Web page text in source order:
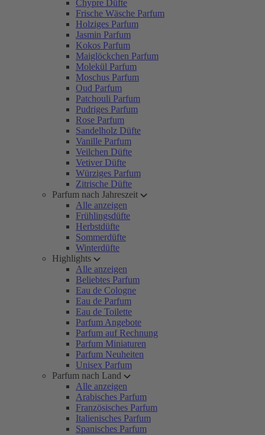
Chypre Düfte
Frische Wäsche Parfum
Holziges Parfum
Jasmin Parfum
Kokos Parfum
Maiglöckchen Parfum
Molekül Parfum
Moschus Parfum
Oud Parfum
Patchouli Parfum
Pudriges Parfum
Rose Parfum
Sandelholz Düfte
Vanille Parfum
Veilchen Düfte
Vetiver Düfte
Würziges Parfum
Zitrische Düfte
Parfum nach Jahreszeit
Alle anzeigen
Frühlingsdüfte
Herbstdüfte
Sommerdüfte
Winterdüfte
Highlights
Alle anzeigen
Beliebtes Parfum
Eau de Cologne
Eau de Parfum
Eau de Toilette
Parfum Angebote
Parfum auf Rechnung
Parfum Miniaturen
Parfum Neuheiten
Unisex Parfum
Parfum nach Land
Alle anzeigen
Arabisches Parfum
Französisches Parfum
Italienisches Parfum
Spanisches Parfum